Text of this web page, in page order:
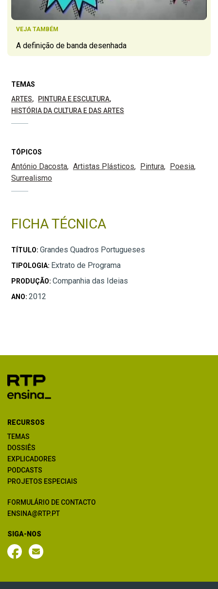
VEJA TAMBÉM
A definição de banda desenhada
TEMAS
ARTES
PINTURA E ESCULTURA
HISTÓRIA DA CULTURA E DAS ARTES
TÓPICOS
António Dacosta Artistas Plásticos Pintura
Poesia
Surrealismo
FICHA TÉCNICA
TÍTULO: Grandes Quadros Portugueses
TIPOLOGIA: Extrato de Programa
PRODUÇÃO: Companhia das Ideias
ANO: 2012
RECURSOS
TEMAS
DOSSIÊS
EXPLICADORES
PODCASTS
PROJETOS ESPECIAIS
FORMULÁRIO DE CONTACTO
ENSINA@RTP.PT
SIGA-NOS